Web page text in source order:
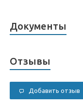
Документы
Отзывы
Добавить отзыв